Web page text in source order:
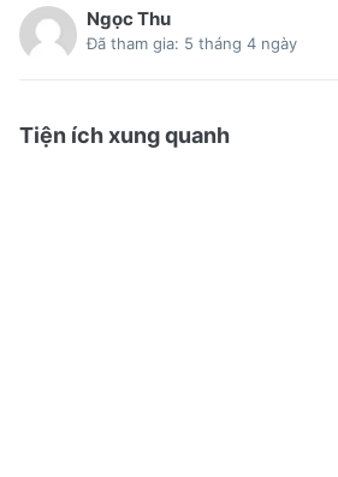
Ngọc Thu
Đã tham gia: 5 tháng 4 ngày
Tiện ích xung quanh